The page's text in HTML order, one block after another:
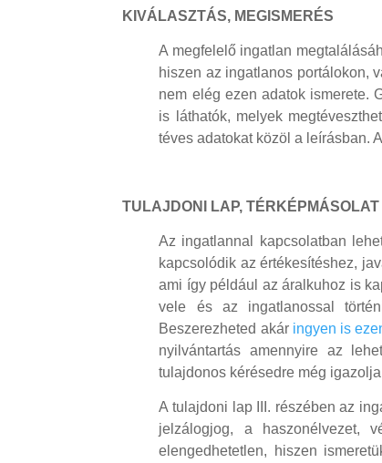
KIVÁLASZTÁS, MEGISMERÉS
A megfelelő ingatlan
hiszen az ingatlanos portálokon,
nem elég ezen adatok ismerete.
is láthatók, melyek
téves adatokat közöl a leírásban.
TULAJDONI LAP, TÉRKÉPMÁSOLAT
Az ingatlannal kapcsolatban
kapcsolódik az értékesítéshez,
ami így például az áralkuhoz is
vele és az ingatlanossal
Beszerezheted akár ingyen is
nyilvántartás amennyire az
tulajdonos kérésedre még
A tulajdoni lap III. részében az
jelzálogjog, a haszonélvezet,
elengedhetetlen, hiszen